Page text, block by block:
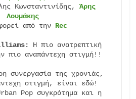
Κωνσταντινίδης, Άρης
Λουμάκης
από την Rec
Η πιο ανατρεπτική
πιο αναπάντεχη στιγμή!!
συνεργασία της χρονιάς,
στιγμή, είναι εδώ!
Pop συγκρότημα και η